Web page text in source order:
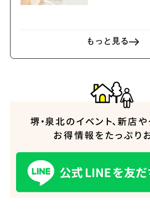
もっと見る
人気のキーワード
#泉ヶ丘駅#栂・美木多駅#光明池駅 #なかもず駅
#あなたはどっち？